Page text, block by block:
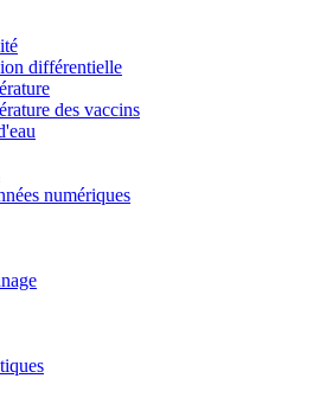
différentielle
des vaccins
numériques